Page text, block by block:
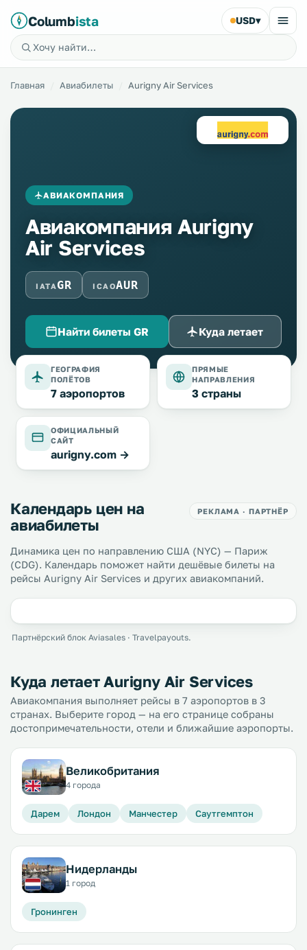
Columbista USD▾
Главная Авиабилеты Aurigny Air Services
АВИАКОМПАНИЯ
Авиакомпания Aurigny
Air Services
IATA GR ICAOAUR
Найти билеты GR Куда летает
ГЕОГРАФИЯ
ПОЛЁТОВ
7 аэропортов
ПРЯМЫЕ
НАПРАВЛЕНИЯ
3 страны
ОФИЦИАЛЬНЫЙ
САЙТ
aurigny.com →
Календарь цен на
авиабилеты
РЕКЛАМА · ПАРТНЁР
Динамика цен по направлению США (NYC) — Париж
(CDG). Календарь поможет найти дешёвые билеты на
рейсы Aurigny Air Services и других авиакомпаний.
Партнёрский блок Aviasales · Travelpayouts.
Куда летает Aurigny Air Services
Авиакомпания выполняет рейсы в 7 аэропортов в 3
странах. Выберите город — на его странице собраны
достопримечательности, отели и ближайшие аэропорты.
Великобритания
4 города
Дарем Лондон Манчестер Саутгемптон
Нидерланды
1 город
Гронинген